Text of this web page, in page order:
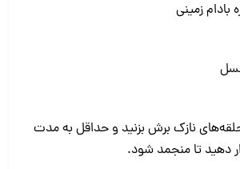
نازک برش بزنید و حداقل به مدت